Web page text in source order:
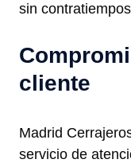
sin
cliente
Madrid
servicio de